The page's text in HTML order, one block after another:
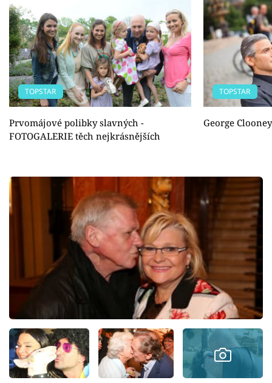
TOPSTAR
Prvomájové polibky slavných -
FOTOGALERIE těch nejkrásnějších
TOPSTAR
George